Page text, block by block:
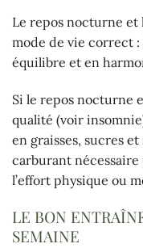
Le repos nocturne et
mode de vie correct
équilibre et en
Si le repos nocturne
qualité (voir
en graisses, sucres et
carburant
l’effort physique ou
LE BON
SEMAINE